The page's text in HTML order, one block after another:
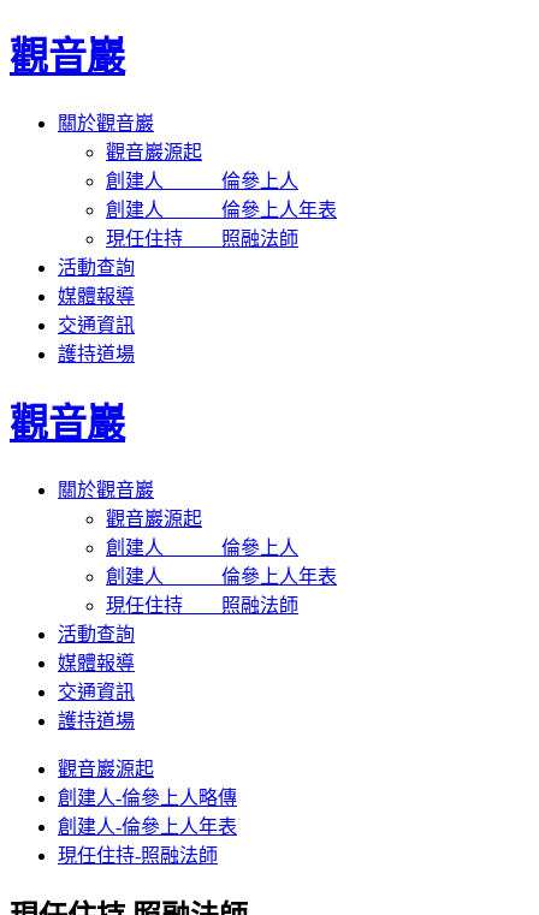
觀音巖
關於觀音巖
觀音巖源起
創建人 倫參上人
創建人 倫參上人年表
現任住持 照融法師
活動查詢
媒體報導
交通資訊
護持道場
觀音巖
關於觀音巖
觀音巖源起
創建人 倫參上人
創建人 倫參上人年表
現任住持 照融法師
活動查詢
媒體報導
交通資訊
護持道場
觀音巖源起
創建人-倫參上人略傳
創建人-倫參上人年表
現任住持-照融法師